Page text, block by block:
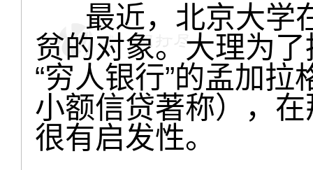
最近，北京大学
贫的对象。大理为
“穷人银行”的孟加
小额信贷著称），
很有启发性。